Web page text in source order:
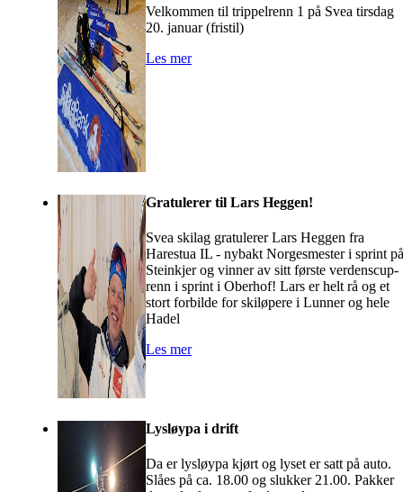
Velkommen til trippelrenn 1 på Svea tirsdag
20. januar (fristil)
Les mer
Gratulerer til Lars Heggen!
Svea skilag gratulerer Lars Heggen fra
Harestua IL - nybakt Norgesmester i sprint på
Steinkjer og vinner av sitt første verdenscup-
renn i sprint i Oberhof! Lars er helt rå og et
stort forbilde for skiløpere i Lunner og hele
Hadel
Les mer
Lysløypa i drift
Da er lysløypa kjørt og lyset er satt på auto.
Slåes på ca. 18.00 og slukker 21.00. Pakker